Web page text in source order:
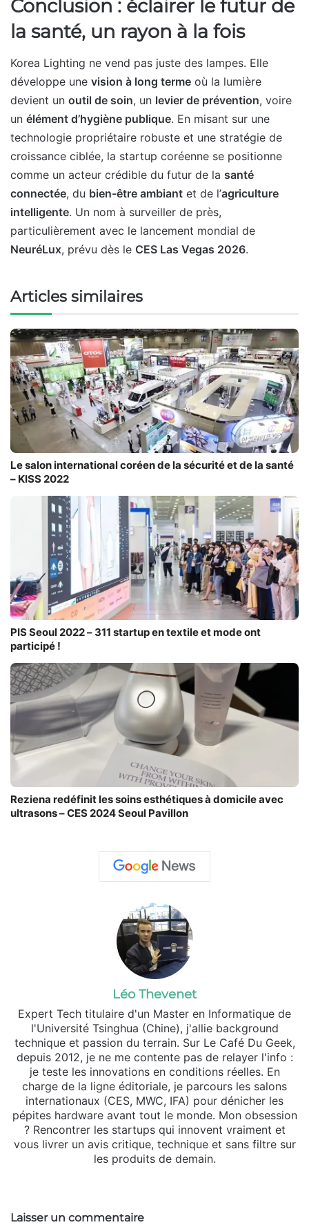
Conclusion : éclairer le futur de
la santé, un rayon à la fois
Korea Lighting ne vend pas juste des lampes. Elle
développe une vision à long terme où la lumière
devient un outil de soin, un levier de prévention, voire
un élément d’hygiène publique. En misant sur une
technologie propriétaire robuste et une stratégie de
croissance ciblée, la startup coréenne se positionne
comme un acteur crédible du futur de la santé
connectée, du bien-être ambiant et de l’agriculture
intelligente. Un nom à surveiller de près,
particulièrement avec le lancement mondial de
NeuréLux, prévu dès le CES Las Vegas 2026.
Articles similaires
Le salon international coréen de la sécurité et de la santé
– KISS 2022
PIS Seoul 2022 – 311 startup en textile et mode ont
participé !
Reziena redéfinit les soins esthétiques à domicile avec
ultrasons – CES 2024 Seoul Pavillon
Léo Thevenet
Expert Tech titulaire d'un Master en Informatique de
l'Université Tsinghua (Chine), j'allie background
technique et passion du terrain. Sur Le Café Du Geek,
depuis 2012, je ne me contente pas de relayer l'info :
je teste les innovations en conditions réelles. En
charge de la ligne éditoriale, je parcours les salons
internationaux (CES, MWC, IFA) pour dénicher les
pépites hardware avant tout le monde. Mon obsession
? Rencontrer les startups qui innovent vraiment et
vous livrer un avis critique, technique et sans filtre sur
les produits de demain.
Laisser un commentaire